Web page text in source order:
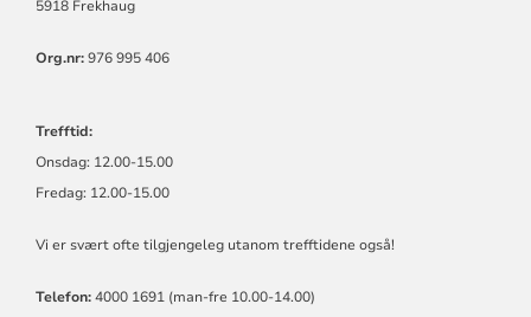
5918 Frekhaug
Org.nr:976 995 406
Trefftid:
Onsdag: 12.00-15.00
Fredag: 12.00-15.00
Vi er svært ofte tilgjengeleg utanom trefftidene også!
Telefon:4000 1691 (man-fre 10.00-14.00)